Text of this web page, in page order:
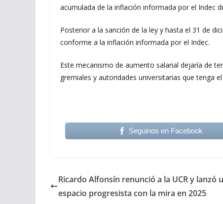
acumulada de la inflación informada por el Indec
Posterior a la sanción de la ley y hasta el 31 de
conforme a la inflación informada por el Indec.
Este mecanismo de aumento salarial dejaría de
gremiales y autoridades universitarias que tenga
Seguinos en Facebook
Ricardo Alfonsín renunció a la UCR y lanzó
espacio progresista con la mira en 2025